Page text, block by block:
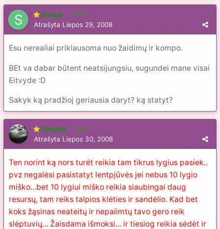
Snapė 13
Atrašyta Liepos 29, 2008
Esu nerealiai priklausoma nuo žaidimų ir kompo.
BEt va dabar būtent neatsijungsiu, sugundei mane visai
Eitvyde :D
Sakyk ką pradžioj geriausia daryt? ką statyt?
Eitvydė 6
Atrašyta Liepos 30, 2008
Ten norint ką nors turėt reikia tam tikrus lygius pasiek..
pvz negalėsi pasistatyt lentpjūvės jei nebus 10 lygio
miško...bet 10 lygiui miško reikia siaubingai daug
resursų, tam reiks talpios klėties ir sandėlio. Kad bet
koks žąsinas neateitų ir nepaiimtų tavo gero reik
slėptuvių... Žaisdama išmoksi... ir tiesiog reikia sėdėt ir